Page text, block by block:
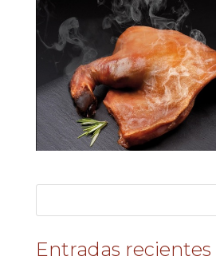
Entradas recientes